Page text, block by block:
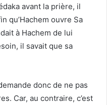
avant la prière, il
qu’Hachem ouvre Sa
à Hachem de lui
il savait que sa
donc de ne pas
Car, au contraire, c’est